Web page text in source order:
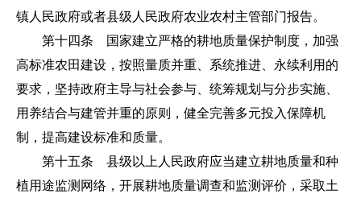
镇人民政府或者县级人民政府农业农村主管部门报告。
第十四条 国家建立严格的耕地质量保护制度，加强
高标准农田建设，按照量质并重、系统推进、永续利用的
要求，坚持政府主导与社会参与、统筹规划与分步实施、
用养结合与建管并重的原则，健全完善多元投入保障机
制，提高建设标准和质量。
第十五条 县级以上人民政府应当建立耕地质量和种
植用途监测网络，开展耕地质量调查和监测评价，采取土